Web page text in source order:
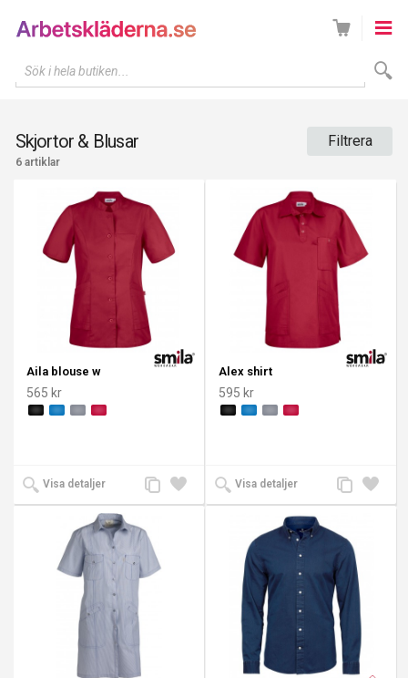
Sök i hela butiken...
Skjortor & Blusar Filtrera
6 artiklar
Aila blouse w
565 kr
Visa detaljer
Lägg
till i
Lägg
till
Alex shirt
595 kr
Visa detaljer
Lägg
till i
Lägg
till